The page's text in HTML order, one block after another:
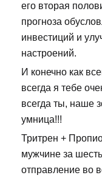
его вторая
прогноза
инвестиций и
настроений.
И конечно как
всегда я тебе
всегда ты, наше
умница!!!
Тритрен +
мужчине за
отправление во